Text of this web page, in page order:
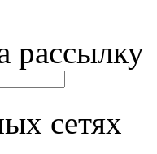
рассылку
сетях